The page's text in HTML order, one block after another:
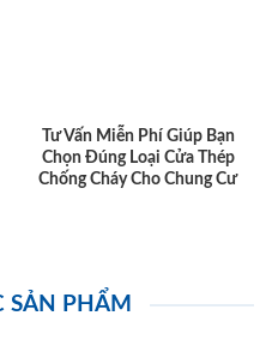
Tư Vấn Miễn Phí Giúp Bạn
Chọn Đúng Loại Cửa Thép
Chống Cháy Cho Chung Cư
SẢN PHẨM